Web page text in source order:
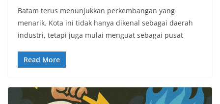
Batam terus menunjukkan perkembangan yang
menarik. Kota ini tidak hanya dikenal sebagai daerah
industri, tetapi juga mulai menguat sebagai pusat
Read More